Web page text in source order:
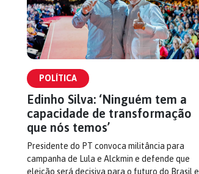
POLÍTICA
Edinho Silva: ‘Ninguém tem a
capacidade de transformação
que nós temos’
Presidente do PT convoca militância para
campanha de Lula e Alckmin e defende que
eleição será decisiva para o futuro do Brasil e